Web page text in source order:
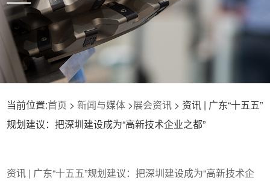
当前位置:首页 >新闻与媒体 >展会资讯 > 资讯 | 广东“十五五”
规划建议：把深圳建设成为“高新技术企业之都”
资讯 | 广东“十五五”规划建议：把深圳建设成为“高新技术企